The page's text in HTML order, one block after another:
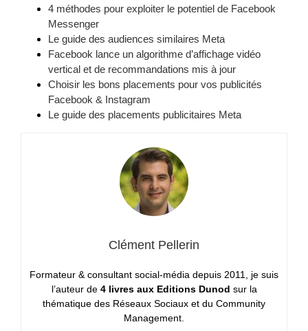
4 méthodes pour exploiter le potentiel de Facebook
Messenger
Le guide des audiences similaires Meta
Facebook lance un algorithme d’affichage vidéo
vertical et de recommandations mis à jour
Choisir les bons placements pour vos publicités
Facebook & Instagram
Le guide des placements publicitaires Meta
Clément Pellerin
Formateur & consultant social-média depuis 2011, je suis
l’auteur de 4 livres aux Editions Dunod sur la
thématique des Réseaux Sociaux et du Community
Management.